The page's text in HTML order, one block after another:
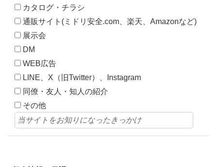
カタログ・チラシ
通販サイト(ミドリ安全.com、楽天、Amazonなど)
展示会
DM
WEB広告
LINE、X（旧Twitter）、Instagram
同僚・友人・知人の紹介
その他